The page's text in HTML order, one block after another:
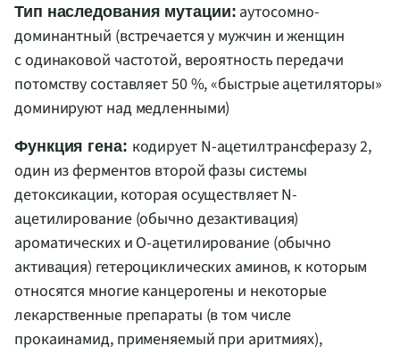
Тип наследования мутации: аутосомно-
доминантный (встречается у мужчин и женщин
с одинаковой частотой, вероятность передачи
потомству составляет 50 %, «быстрые ацетиляторы»
доминируют над медленными)
Функция гена: кодирует N-ацетилтрансферазу 2,
один из ферментов второй фазы системы
детоксикации, которая осуществляет N-
ацетилирование (обычно дезактивация)
ароматических и O-ацетилирование (обычно
активация) гетероциклических аминов, к которым
относятся многие канцерогены и некоторые
лекарственные препараты (в том числе
прокаинамид, применяемый при аритмиях),